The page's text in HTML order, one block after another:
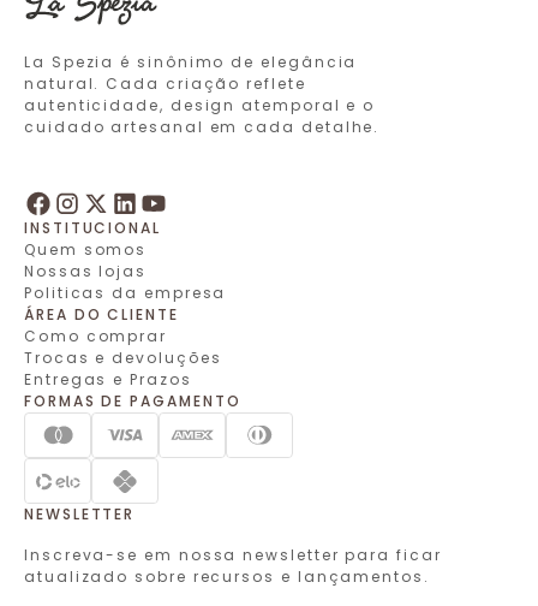
La Spezia é sinônimo de elegância
natural. Cada criação reflete
autenticidade, design atemporal e o
cuidado artesanal em cada detalhe.
INSTITUCIONAL
Quem somos
Nossas lojas
Politicas da empresa
ÁREA DO CLIENTE
Como comprar
Trocas e devoluções
Entregas e Prazos
FORMAS DE PAGAMENTO
NEWSLETTER
Inscreva-se em nossa newsletter para ficar
atualizado sobre recursos e lançamentos.